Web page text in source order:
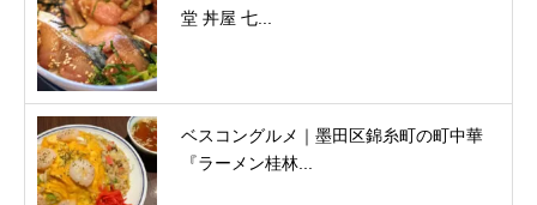
堂 丼屋 七...
ベスコングルメ｜墨田区錦糸町の町中華
『ラーメン桂林...